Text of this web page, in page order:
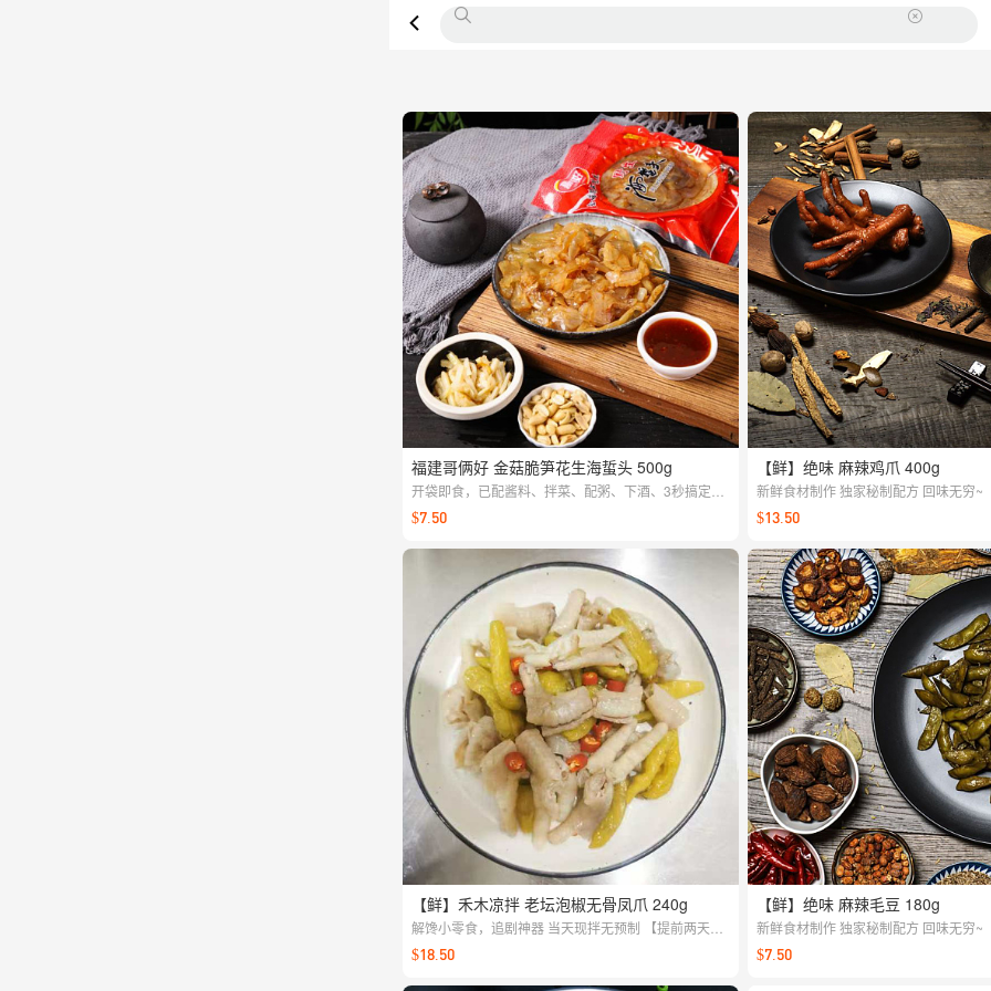
福建哥俩好 金菇脆笋花生海蜇头 500g
开袋即食，已配酱料、拌菜、配粥、下酒、3秒搞定，
爽脆鲜美香甜、低卡0负担懒人必备海洋美味。
$7.50
【鲜】禾木凉拌 老坛泡椒无骨凤爪 240g
解馋小零食，追剧神器 当天现拌无预制 【提前两天
22:00截单，周一至周日配送】
$18.50
【鲜】绝味 麻辣鸡爪 400g
新鲜食材制作 独家秘制配方 回味无穷~
$13.50
【鲜】绝味 麻辣毛豆 180g
新鲜食材制作 独家秘制配方 回味无穷~
$7.50